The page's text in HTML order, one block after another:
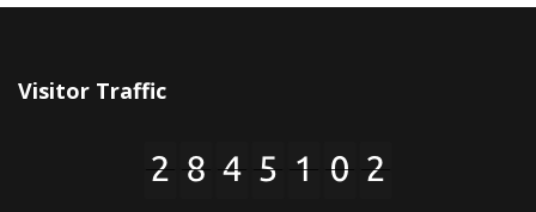
Visitor Traffic